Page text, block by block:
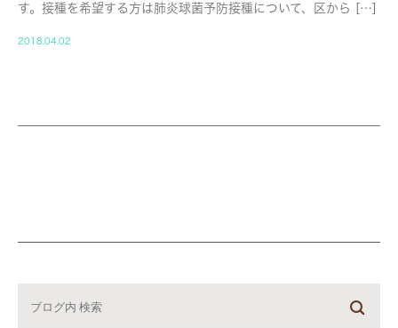
す。接種を希望する方は肺炎球菌予防接種について、区から […]
2018.04.02